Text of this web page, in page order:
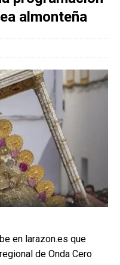
almonteña
en larazon.es que
de Onda Cero